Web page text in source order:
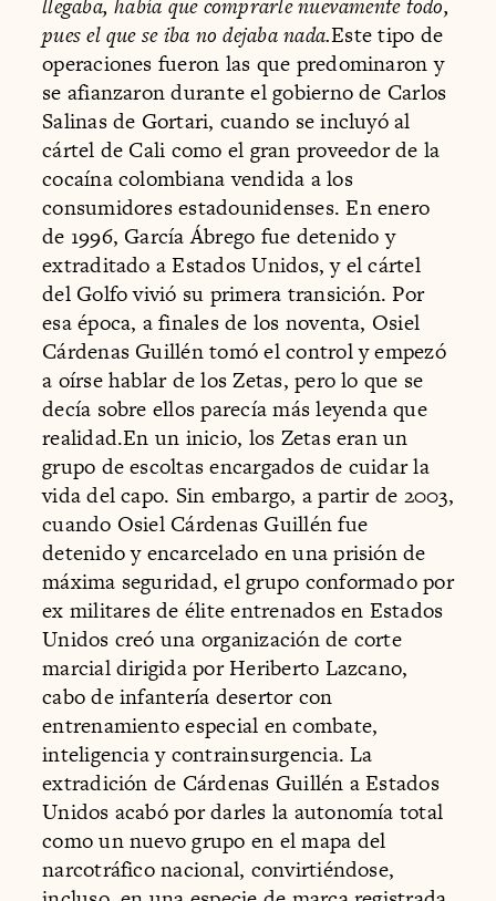
pues el que se iba no dejaba nada.Este tipo de
operaciones fueron las que predominaron y
se afianzaron durante el gobierno de Carlos
Salinas de Gortari, cuando se incluyó al
cártel de Cali como el gran proveedor de la
cocaína colombiana vendida a los
consumidores estadounidenses. En enero
de 1996, García Ábrego fue detenido y
extraditado a Estados Unidos, y el cártel
del Golfo vivió su primera transición. Por
esa época, a finales de los noventa, Osiel
Cárdenas Guillén tomó el control y empezó
a oírse hablar de los Zetas, pero lo que se
decía sobre ellos parecía más leyenda que
realidad.En un inicio, los Zetas eran un
grupo de escoltas encargados de cuidar la
vida del capo. Sin embargo, a partir de 2003,
cuando Osiel Cárdenas Guillén fue
detenido y encarcelado en una prisión de
máxima seguridad, el grupo conformado por
ex militares de élite entrenados en Estados
Unidos creó una organización de corte
marcial dirigida por Heriberto Lazcano,
cabo de infantería desertor con
entrenamiento especial en combate,
inteligencia y contrainsurgencia. La
extradición de Cárdenas Guillén a Estados
Unidos acabó por darles la autonomía total
como un nuevo grupo en el mapa del
narcotráfico nacional, convirtiéndose,